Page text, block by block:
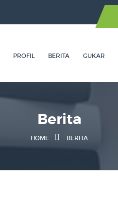
PROFIL BERITA GUKAR
Berita
HOME BERITA